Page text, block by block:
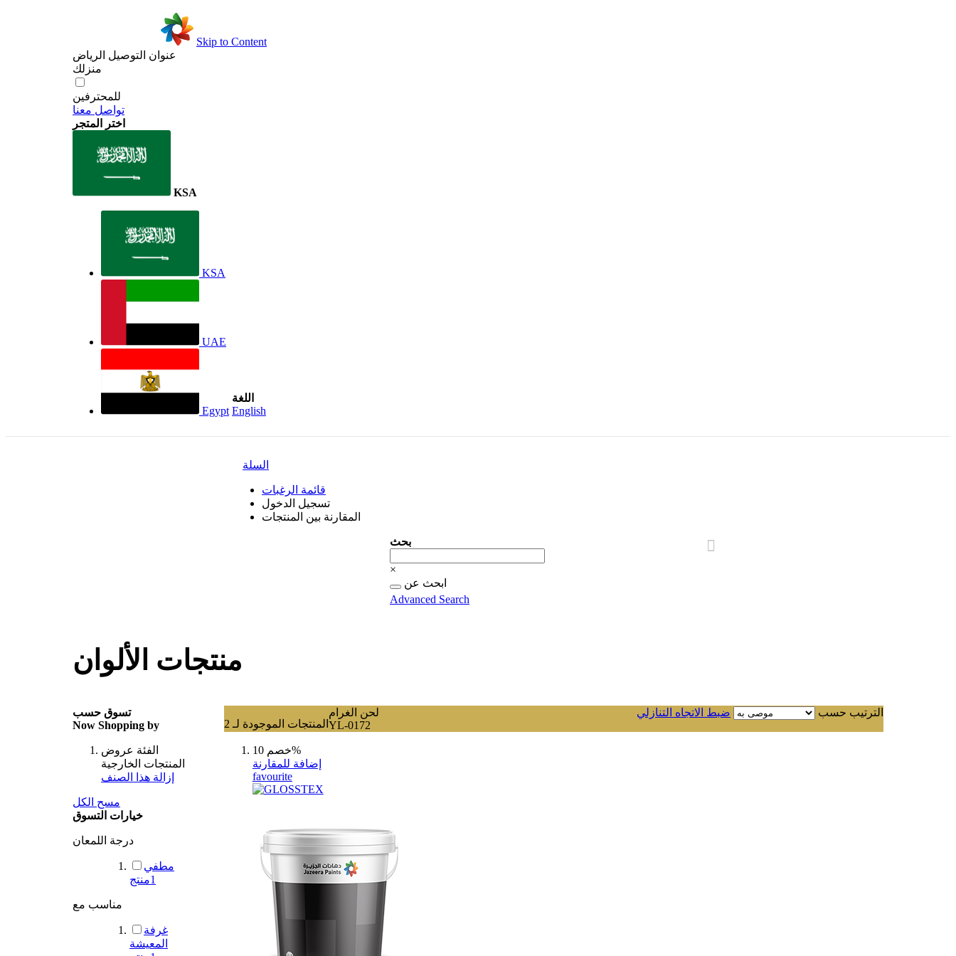
Skip to Content
عنوان التوصيل الرياض
منزلك
للمحترفين
تواصل معنا
اختر المتجر
KSA
KSA
UAE
Egypt
اللغة
English
السلة
قائمة الرغبات
تسجيل الدخول
المقارنة بين المنتجات
بحث
×
البحث
عن...
ابحث عن
Advanced Search
منتجات الألوان
2 المنتجات الموجودة لـ
الترتيب حسب ضبط الاتجاه التنازلي
لحن الغرام
YL-0172
خصم 10%
إضافة للمقارنة
favourite
تسوق حسب
Now Shopping by
الفئة عروض
المنتجات الخارجية
إزالة هذا الصنف
مسح الكل
خيارات التسوق
درجة اللمعان
مطفي
1منتج
مناسب مع
غرفة
المعيشة